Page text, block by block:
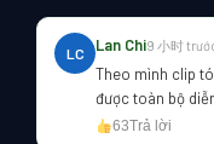
LC Lan Chi9 小时
Theo mình clip
được toàn bộ
63Trả lời